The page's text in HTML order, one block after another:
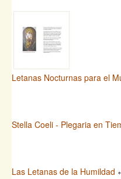
Letanas Nocturnas para el
Stella Coeli - Plegaria en
Las Letanas de la Humildad